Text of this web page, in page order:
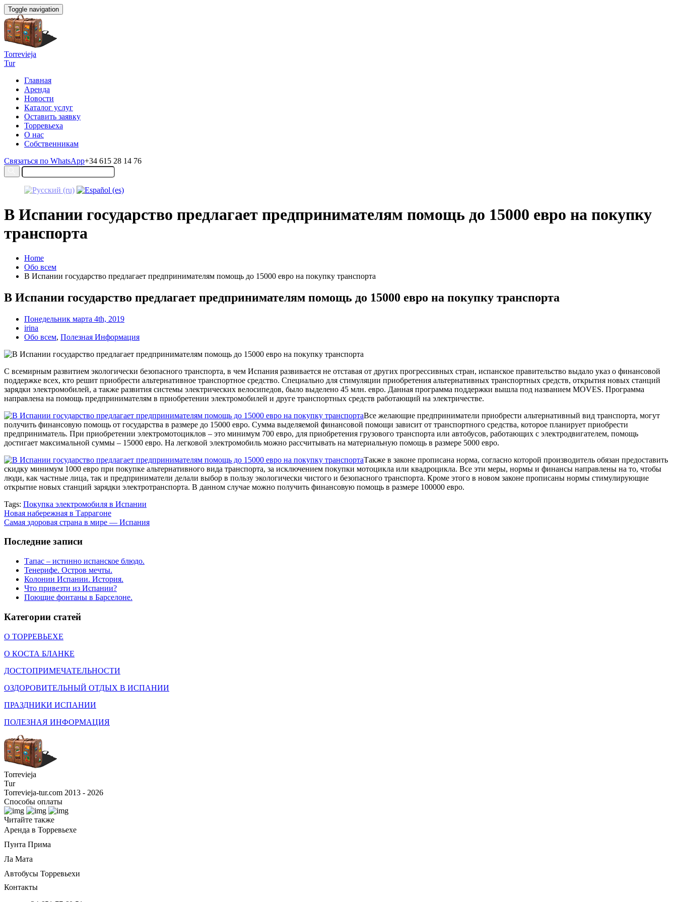
Toggle navigation
Torrevieja
Tur
Главная
Аренда
Новости
Каталог услуг
Оставить заявку
Торревьеха
О нас
Собственникам
Связаться по WhatsApp+34 615 28 14 76
В Испании государство предлагает предпринимателям помощь до 15000 евро на покупку
транспорта
Home
Обо всем
В Испании государство предлагает предпринимателям помощь до 15000 евро на покупку транспорта
В Испании государство предлагает предпринимателям помощь до 15000 евро на покупку транспорта
Понедельник марта 4th, 2019
irina
Обо всем, Полезная Информация
С всемирным развитием экологически безопасного транспорта, в чем Испания развивается не отставая от других прогрессивных стран, испанское правительство выдало указ о финансовой
поддержке всех, кто решит приобрести альтернативное транспортное средство. Специально для стимуляции приобретения альтернативных транспортных средств, открытия новых станций
зарядки электромобилей, а также развития системы электрических велосипедов, было выделено 45 млн. евро. Данная программа поддержки вышла под названием MOVES. Программа
направлена на помощь предпринимателям в приобретении электромобилей и друге транспортных средств работающий на электричестве.
Все желающие предприниматели приобрести альтернативный вид транспорта, могут
получить финансовую помощь от государства в размере до 15000 евро. Сумма выделяемой финансовой помощи зависит от транспортного средства, которое планирует приобрести
предприниматель. При приобретении электромотоциклов – это минимум 700 евро, для приобретения грузового транспорта или автобусов, работающих с электродвигателем, помощь
достигает максимальной суммы – 15000 евро. На легковой электромобиль можно рассчитывать на материальную помощь в размере 5000 евро.
Также в законе прописана норма, согласно которой производитель обязан предоставить
скидку минимум 1000 евро при покупке альтернативного вида транспорта, за исключением покупки мотоцикла или квадроцикла. Все эти меры, нормы и финансы направлены на то, чтобы
люди, как частные лица, так и предприниматели делали выбор в пользу экологически чистого и безопасного транспорта. Кроме этого в новом законе прописаны нормы стимулирующие
открытие новых станций зарядки электротранспорта. В данном случае можно получить финансовую помощь в размере 100000 евро.
Tags: Покупка электромобиля в Испании
Новая набережная в Таррагоне
Самая здоровая страна в мире — Испания
Последние записи
Тапас – истинно испанское блюдо.
Тенерифе. Остров мечты.
Колонии Испании. История.
Что привезти из Испании?
Поющие фонтаны в Барселоне.
Категории статей
О ТОРРЕВЬЕХЕ
О КОСТА БЛАНКЕ
ДОСТОПРИМЕЧАТЕЛЬНОСТИ
ОЗДОРОВИТЕЛЬНЫЙ ОТДЫХ В ИСПАНИИ
ПРАЗДНИКИ ИСПАНИИ
ПОЛЕЗНАЯ ИНФОРМАЦИЯ
Torrevieja
Tur
Torrevieja-tur.com 2013 - 2026
Способы оплаты
Читайте также
Аренда в Торревьехе
Пунта Прима
Ла Мата
Автобусы Торревьехи
Контакты